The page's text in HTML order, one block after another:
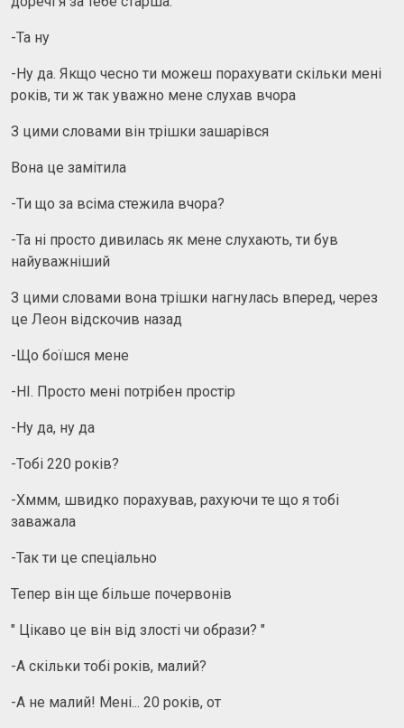
-Та ну
-Ну да. Якщо чесно ти можеш порахувати скільки мені
років, ти ж так уважно мене слухав вчора
З цими словами він трішки зашарівся
Вона це замітила
-Ти що за всіма стежила вчора?
-Та ні просто дивилась як мене слухають, ти був
найуважніший
З цими словами вона трішки нагнулась вперед, через
це Леон відскочив назад
-Що боїшся мене
-НІ. Просто мені потрібен простір
-Ну да, ну да
-Тобі 220 років?
-Хммм, швидко порахував, рахуючи те що я тобі
заважала
-Так ти це спеціально
Тепер він ще більше почервонів
" Цікаво це він від злості чи образи? "
-А скільки тобі років, малий?
-А не малий! Мені... 20 років, от